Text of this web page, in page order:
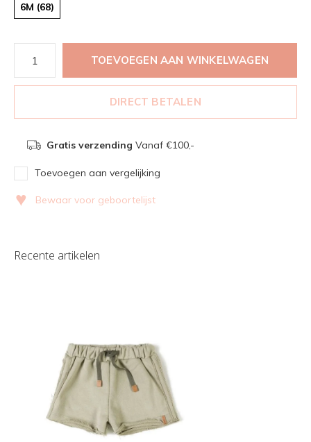
6M (68)
TOEVOEGEN AAN WINKELWAGEN
DIRECT BETALEN
Gratis verzending Vanaf €100,-
Toevoegen aan vergelijking
♥ Bewaar voor geboortelijst
Recente artikelen